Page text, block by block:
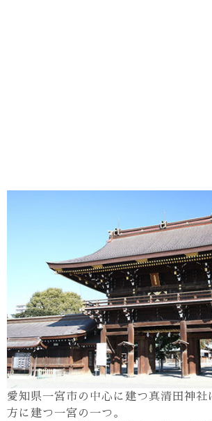
愛知県一宮市の中心に建つ真清田神社
方に建つ一宮の一つ。